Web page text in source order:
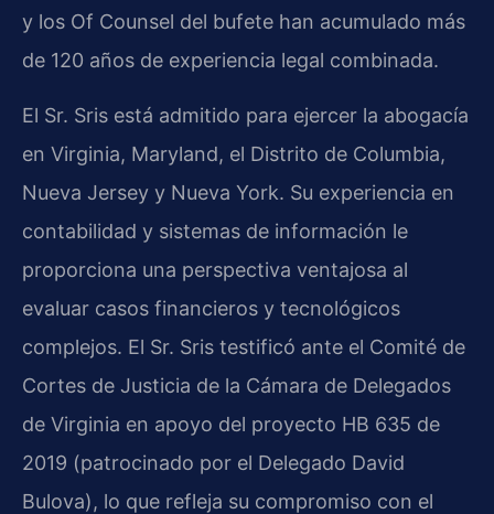
y los Of Counsel del bufete han acumulado más
de 120 años de experiencia legal combinada.
El Sr. Sris está admitido para ejercer la abogacía
en Virginia, Maryland, el Distrito de Columbia,
Nueva Jersey y Nueva York. Su experiencia en
contabilidad y sistemas de información le
proporciona una perspectiva ventajosa al
evaluar casos financieros y tecnológicos
complejos. El Sr. Sris testificó ante el Comité de
Cortes de Justicia de la Cámara de Delegados
de Virginia en apoyo del proyecto HB 635 de
2019 (patrocinado por el Delegado David
Bulova), lo que refleja su compromiso con el